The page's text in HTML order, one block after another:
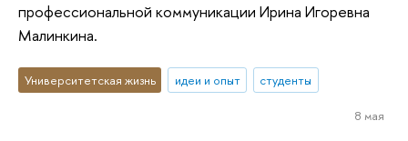
профессиональной коммуникации Ирина Игоревна
Малинкина.
Университетская жизнь идеи и опыт студенты
8 мая